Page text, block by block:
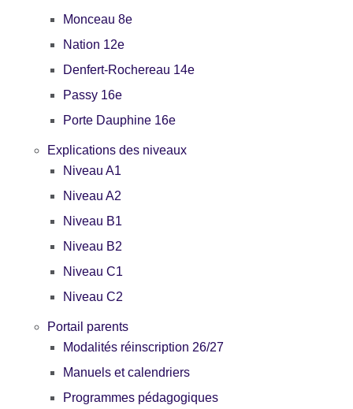
Monceau 8e
Nation 12e
Denfert-Rochereau 14e
Passy 16e
Porte Dauphine 16e
Explications des niveaux
Niveau A1
Niveau A2
Niveau B1
Niveau B2
Niveau C1
Niveau C2
Portail parents
Modalités réinscription 26/27
Manuels et calendriers
Programmes pédagogiques